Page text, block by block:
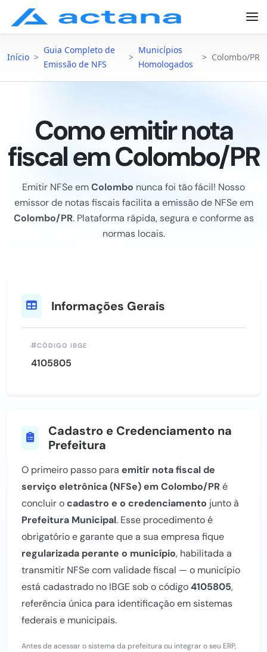
Início >
Guia Completo de
Emissão de NFS
>
Municípios
Homologados
> Colombo/PR
Como emitir nota
fiscal em Colombo/PR
Emitir NFSe emColombo nunca foi tão fácil! Nosso
emissor de notas fiscais facilita a emissão de NFSe em
Colombo/PR. Plataforma rápida, segura e conforme as
normas locais.
Informações Gerais
CÓDIGO IBGE
4105805
Cadastro e Credenciamento na
Prefeitura
O primeiro passo para emitir nota fiscal de
serviço eletrônica (NFSe) em Colombo/PRé
concluir ocadastro e o credenciamento junto à
Prefeitura Municipal. Esse procedimento é
obrigatório e garante que a sua empresa fique
regularizada perante o município, habilitada a
transmitir NFSe com validade fiscal — o município
está cadastrado no IBGE sob o código4105805,
referência única para identificação em sistemas
federais e municipais.
Antes de acessar o sistema da prefeitura ou integrar o seu ERP,